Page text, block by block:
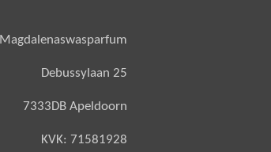
Magdalenaswasparfum
Debussylaan 25
7333DB Apeldoorn
KVK: 71581928